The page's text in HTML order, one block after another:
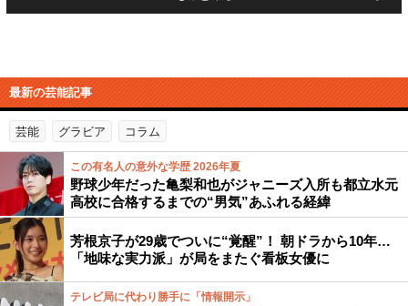
最新の芸能記事
芸能 グラビア コラム
この有名人の意外な学歴 2026年夏
野球少年だった亀梨和也がジャニーズ入所も都立水元
高校に合格するまでの“男気”あふれる経緯
芳根京子が29歳でついに“覚醒”！ 朝ドラから10年…
「地味な実力派」が局をまたぐ看板女優に
テレビ局に代わり勝手に「情報開示」